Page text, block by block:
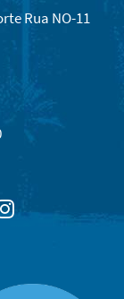
Rua NO-11
Instagram